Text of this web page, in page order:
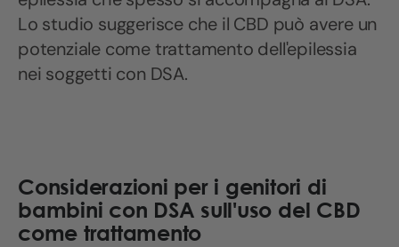
Lo studio suggerisce che il CBD può avere un
potenziale come trattamento dell'epilessia
nei soggetti con DSA.
Considerazioni per i genitori di
bambini con DSA sull'uso del CBD
come trattamento